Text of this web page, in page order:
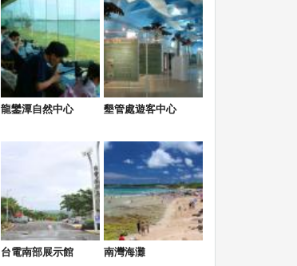
龍鑾潭自然中心 墾管處遊客中心
台電南部展示館 南灣海灘